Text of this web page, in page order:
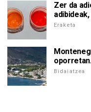
Zer da
Eraketa
Bidaiatzea